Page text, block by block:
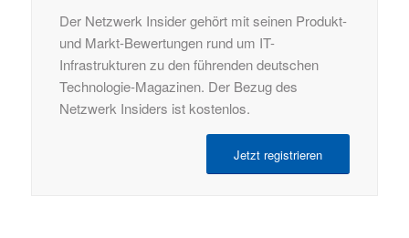
Der Netzwerk Insider gehört mit seinen Produkt-
und Markt-Bewertungen rund um IT-
Infrastrukturen zu den führenden deutschen
Technologie-Magazinen. Der Bezug des
Netzwerk Insiders ist kostenlos.
Jetzt registrieren